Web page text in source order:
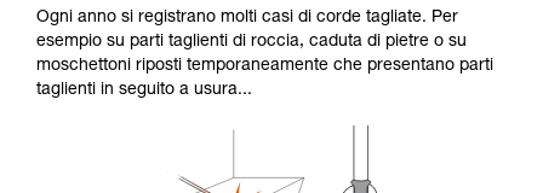
Ogni anno si registrano molti casi di corde tagliate. Per
esempio su parti taglienti di roccia, caduta di pietre o su
moschettoni riposti temporaneamente che presentano parti
taglienti in seguito a usura...